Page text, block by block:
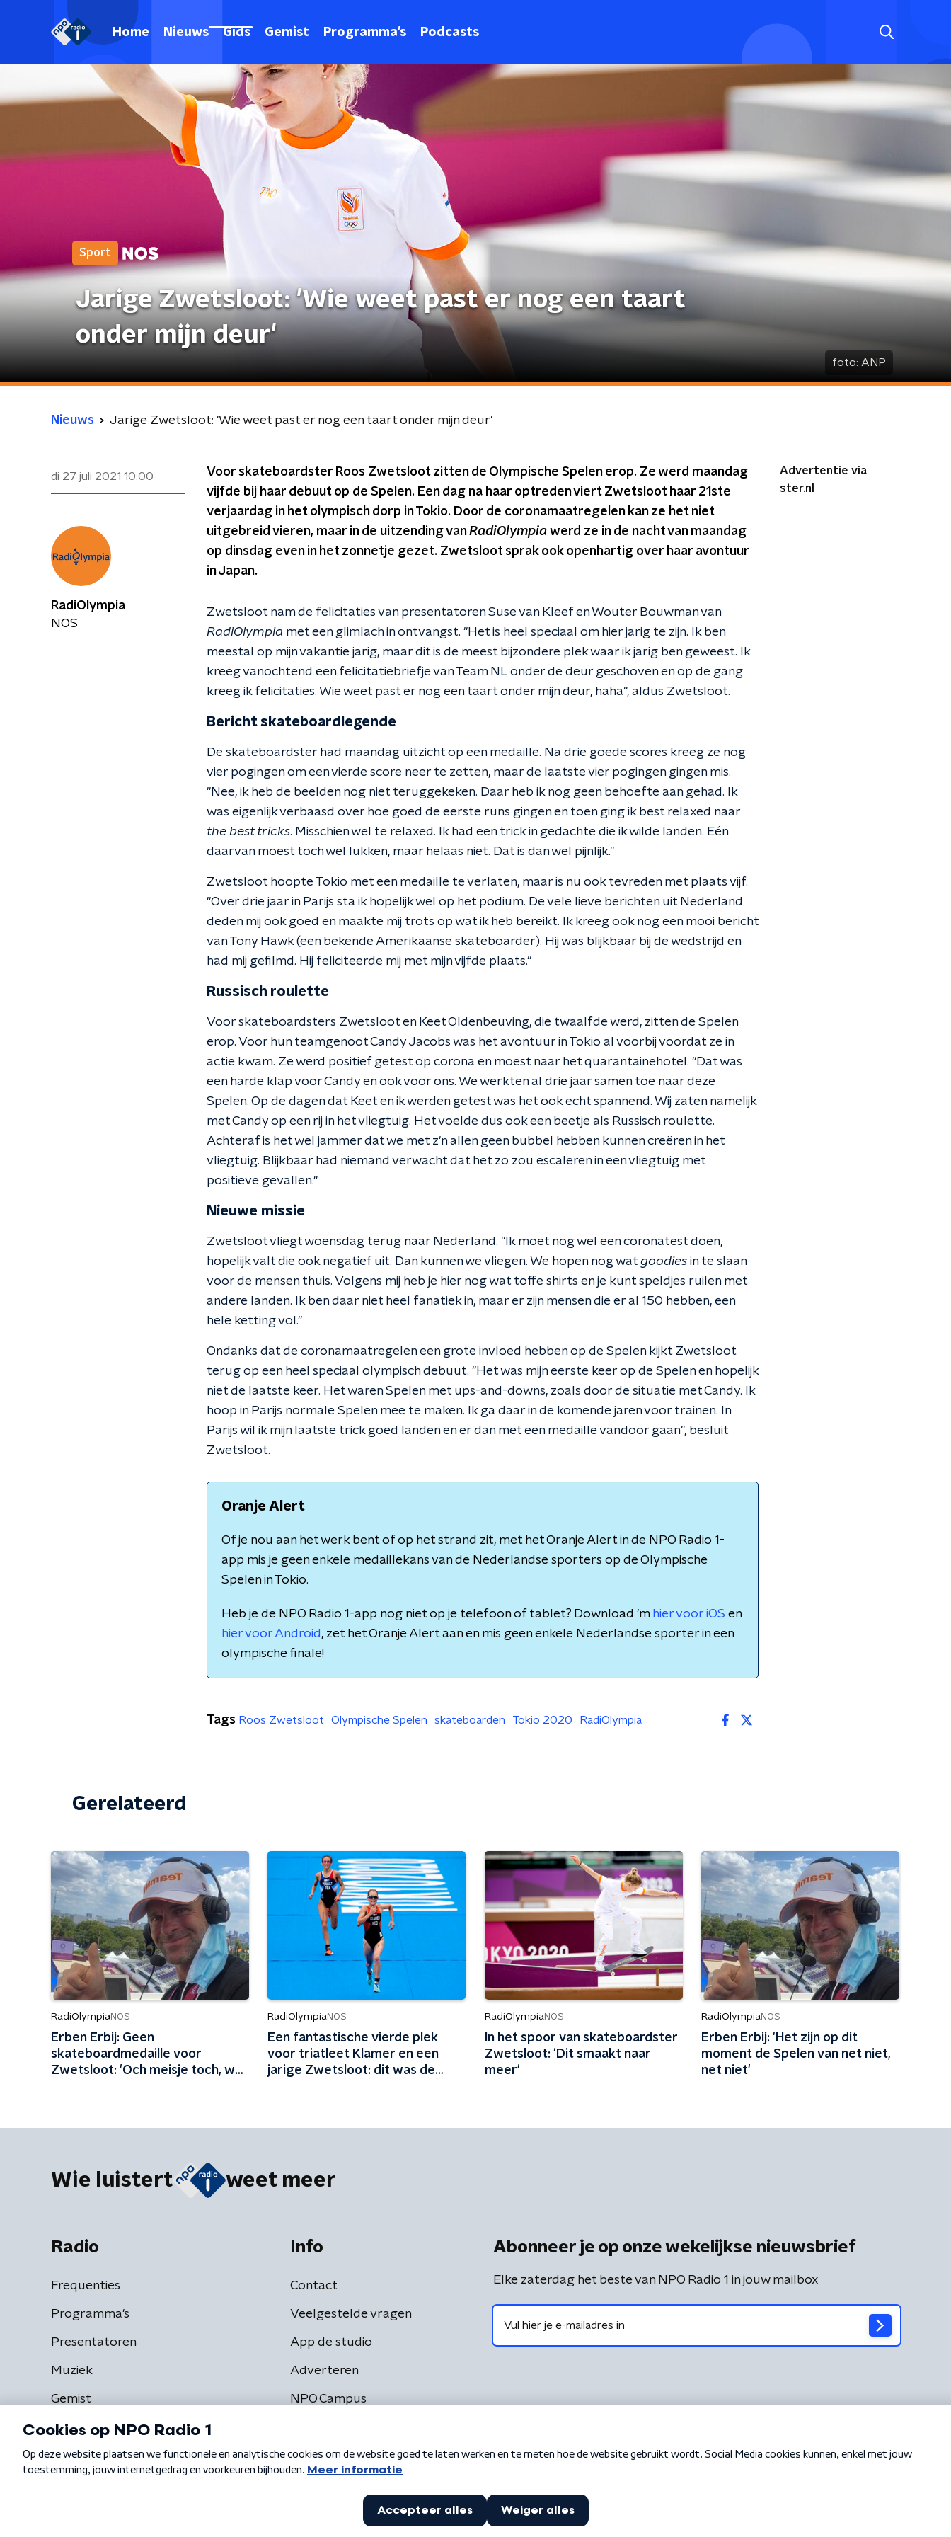
Home Nieuws Gids Gemist Programma's Podcasts
Sport
Jarige Zwetsloot: 'Wie weet past er nog een taart
onder mijn deur'
foto: ANP
Nieuws Jarige Zwetsloot: 'Wie weet past er nog een taart onder mijn deur'
di 27 juli 2021 10:00
Voor skateboardster Roos Zwetsloot zitten de Olympische Spelen erop. Ze werd maandag
vijfde bij haar debuut op de Spelen. Een dag na haar optreden viert Zwetsloot haar 21ste
verjaardag in het olympisch dorp in Tokio. Door de coronamaatregelen kan ze het niet
uitgebreid vieren, maar in de uitzending vanRadiOlympia werd ze in de nacht van maandag
op dinsdag even in het zonnetje gezet. Zwetsloot sprak ook openhartig over haar avontuur
in Japan.
Zwetsloot nam de felicitaties van presentatoren Suse van Kleef en Wouter Bouwman van
RadiOlympia met een glimlach in ontvangst. "Het is heel speciaal om hier jarig te zijn. Ik ben
meestal op mijn vakantie jarig, maar dit is de meest bijzondere plek waar ik jarig ben geweest. Ik
kreeg vanochtend een felicitatiebriefje van Team NL onder de deur geschoven en op de gang
kreeg ik felicitaties. Wie weet past er nog een taart onder mijn deur, haha", aldus Zwetsloot.
Bericht skateboardlegende
De skateboardster had maandag uitzicht op een medaille. Na drie goede scores kreeg ze nog
vier pogingen om een vierde score neer te zetten, maar de laatste vier pogingen gingen mis.
"Nee, ik heb de beelden nog niet teruggekeken. Daar heb ik nog geen behoefte aan gehad. Ik
was eigenlijk verbaasd over hoe goed de eerste runs gingen en toen ging ik best relaxed naar
the best tricks. Misschien wel te relaxed. Ik had een trick in gedachte die ik wilde landen. Eén
daarvan moest toch wel lukken, maar helaas niet. Dat is dan wel pijnlijk."
Zwetsloot hoopte Tokio met een medaille te verlaten, maar is nu ook tevreden met plaats vijf.
"Over drie jaar in Parijs sta ik hopelijk wel op het podium. De vele lieve berichten uit Nederland
deden mij ook goed en maakte mij trots op wat ik heb bereikt. Ik kreeg ook nog een mooi bericht
van Tony Hawk (een bekende Amerikaanse skateboarder). Hij was blijkbaar bij de wedstrijd en
had mij gefilmd. Hij feliciteerde mij met mijn vijfde plaats."
Russisch roulette
Voor skateboardsters Zwetsloot en Keet Oldenbeuving, die twaalfde werd, zitten de Spelen
erop. Voor hun teamgenoot Candy Jacobs was het avontuur in Tokio al voorbij voordat ze in
actie kwam. Ze werd positief getest op corona en moest naar het quarantainehotel. "Dat was
een harde klap voor Candy en ook voor ons. We werkten al drie jaar samen toe naar deze
Spelen. Op de dagen dat Keet en ik werden getest was het ook echt spannend. Wij zaten namelijk
met Candy op een rij in het vliegtuig. Het voelde dus ook een beetje als Russisch roulette.
Achteraf is het wel jammer dat we met z'n allen geen bubbel hebben kunnen creëren in het
vliegtuig. Blijkbaar had niemand verwacht dat het zo zou escaleren in een vliegtuig met
positieve gevallen."
Nieuwe missie
Zwetsloot vliegt woensdag terug naar Nederland. "Ik moet nog wel een coronatest doen,
hopelijk valt die ook negatief uit. Dan kunnen we vliegen. We hopen nog wat goodies in te slaan
voor de mensen thuis. Volgens mij heb je hier nog wat toffe shirts en je kunt speldjes ruilen met
andere landen. Ik ben daar niet heel fanatiek in, maar er zijn mensen die er al 150 hebben, een
hele ketting vol."
Ondanks dat de coronamaatregelen een grote invloed hebben op de Spelen kijkt Zwetsloot
terug op een heel speciaal olympisch debuut. "Het was mijn eerste keer op de Spelen en hopelijk
niet de laatste keer. Het waren Spelen met ups-and-downs, zoals door de situatie met Candy. Ik
hoop in Parijs normale Spelen mee te maken. Ik ga daar in de komende jaren voor trainen. In
Parijs wil ik mijn laatste trick goed landen en er dan met een medaille vandoor gaan", besluit
Zwetsloot.
Oranje Alert
Of je nou aan het werk bent of op het strand zit, met het Oranje Alert in de NPO Radio 1-
app mis je geen enkele medaillekans van de Nederlandse sporters op de Olympische
Spelen in Tokio.
Heb je de NPO Radio 1-app nog niet op je telefoon of tablet? Download 'm hier voor iOS en
hier voor Android , zet het Oranje Alert aan en mis geen enkele Nederlandse sporter in een
olympische finale!
Advertentie via
ster.nl
RadiOlympia
NOS
Tags Roos Zwetsloot Olympische Spelen skateboarden Tokio 2020 RadiOlympia
Gerelateerd
RadiOlympiaNOS
Erben Erbij: Geen
skateboardmedaille voor
Zwetsloot: 'Och meisje toch, wat
RadiOlympiaNOS
Een fantastische vierde plek
voor triatleet Klamer en een
jarige Zwetsloot: dit was de
RadiOlympiaNOS
In het spoor van skateboardster
Zwetsloot: 'Dit smaakt naar
meer'
RadiOlympiaNOS
Erben Erbij: 'Het zijn op dit
moment de Spelen van net niet,
net niet'
Wie luistert weet meer
Radio
Frequenties
Programma's
Presentatoren
Muziek
Gemist
Info
Contact
Veelgestelde vragen
App de studio
Adverteren
NPO Campus
Abonneer je op onze wekelijkse nieuwsbrief
Elke zaterdag het beste van NPO Radio 1 in jouw mailbox
Algemene voorwaarden Privacybeleid